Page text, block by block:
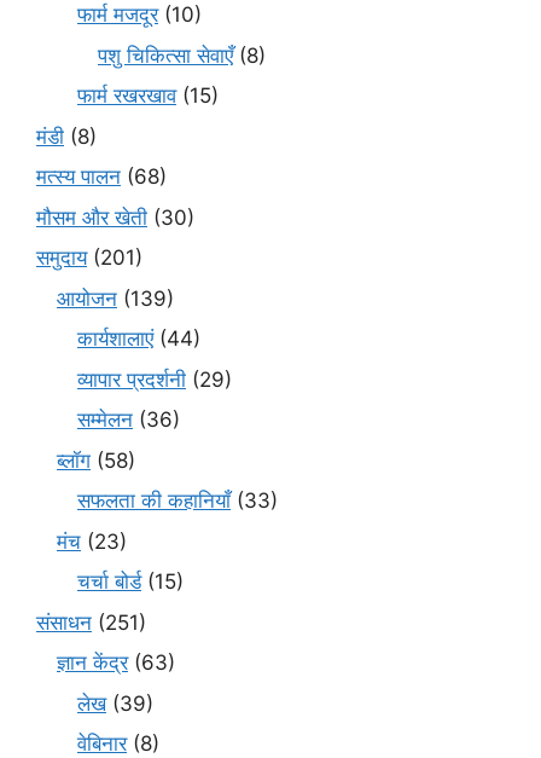
फार्म मजदूर(10)
पशु चिकित्सा सेवाएँ(8)
फार्म रखरखाव(15)
मंडी (8)
मत्स्य पालन (68)
मौसम और खेती (30)
समुदाय(201)
आयोजन (139)
कार्यशालाएं(44)
व्यापार प्रदर्शनी (29)
सम्मेलन (36)
ब्लॉग (58)
सफलता की कहानियाँ(33)
मंच (23)
चर्चा बोर्ड(15)
संसाधन (251)
ज्ञान केंद्र(63)
लेख(39)
वेबिनार(8)